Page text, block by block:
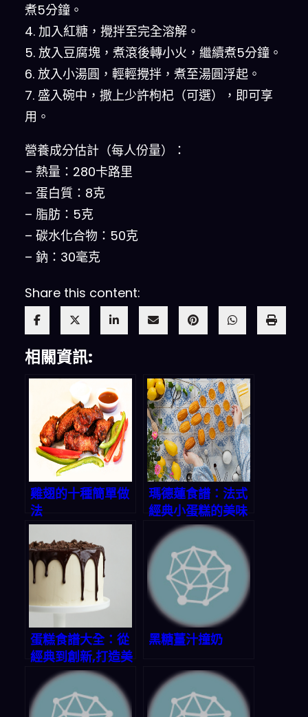
煮5分鐘。
4. 加入紅糖，攪拌至完全溶解。
5. 放入豆腐塊，煮滾後轉小火，繼續煮5分鐘。
6. 放入小湯圓，輕輕攪拌，煮至湯圓浮起。
7. 盛入碗中，撒上少許枸杞（可選），即可享
用。
營養成分估計（每人份量）：
– 熱量：280卡路里
– 蛋白質：8克
– 脂肪：5克
– 碳水化合物：50克
– 鈉：30毫克
Share this content:
相關資訊:
雞翅的十種簡單做
法
瑪德蓮食譜：法式
經典小蛋糕的美味
秘方
蛋糕食譜大全：從
經典到創新,打造美
味甜蜜時光
黑糖薑汁撞奶